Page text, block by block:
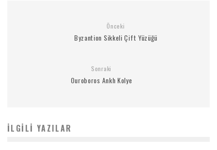
Önceki
Byzantion Sikkeli Çift Yüzüğü
Sonraki
Ouroboros Ankh Kolye
İLGILI YAZILAR